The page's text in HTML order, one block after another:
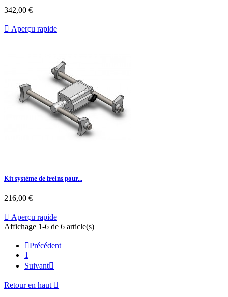
342,00 €
 Aperçu rapide
Kit système de freins pour...
216,00 €
 Aperçu rapide
Affichage 1-6 de 6 article(s)
Précédent
1
Suivant
Retour en haut 